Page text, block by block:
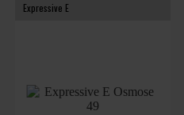
Expressive E